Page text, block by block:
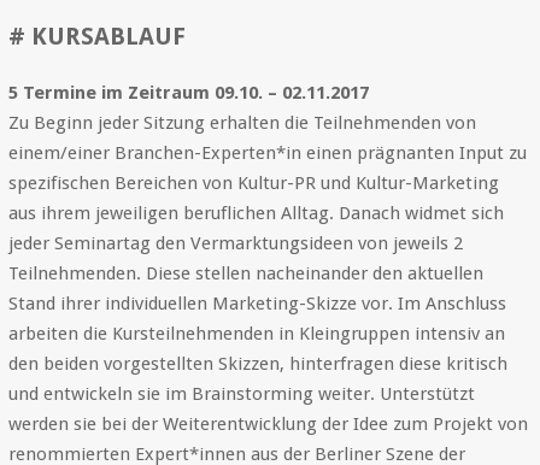
# KURSABLAUF
5 Termine im Zeitraum 09.10. – 02.11.2017
Zu Beginn jeder Sitzung erhalten die Teilnehmenden von
einem/einer Branchen-Experten*in einen prägnanten Input zu
spezifischen Bereichen von Kultur-PR und Kultur-Marketing
aus ihrem jeweiligen beruflichen Alltag. Danach widmet sich
jeder Seminartag den Vermarktungsideen von jeweils 2
Teilnehmenden. Diese stellen nacheinander den aktuellen
Stand ihrer individuellen Marketing-Skizze vor. Im Anschluss
arbeiten die Kursteilnehmenden in Kleingruppen intensiv an
den beiden vorgestellten Skizzen, hinterfragen diese kritisch
und entwickeln sie im Brainstorming weiter. Unterstützt
werden sie bei der Weiterentwicklung der Idee zum Projekt von
renommierten Expert*innen aus der Berliner Szene der